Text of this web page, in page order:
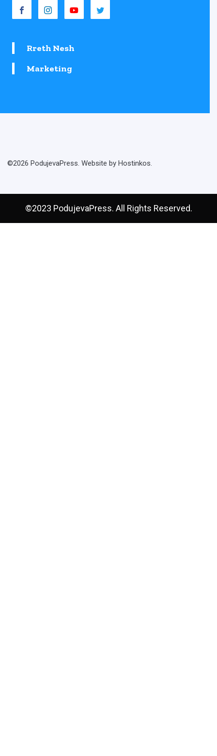
Rreth Nesh
Marketing
©2026 PodujevaPress. Website by Hostinkos.
©2023 PodujevaPress. All Rights Reserved.